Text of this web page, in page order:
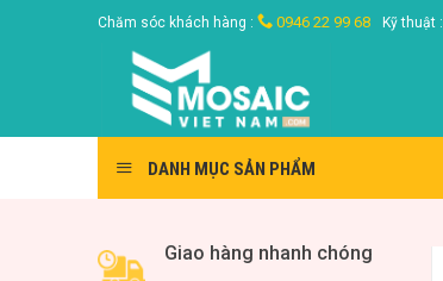
Chăm sóc khách hàng : 0946 22 99 68 Kỹ thuật :
DANH MỤC SẢN PHẨM
Giao hàng nhanh chóng